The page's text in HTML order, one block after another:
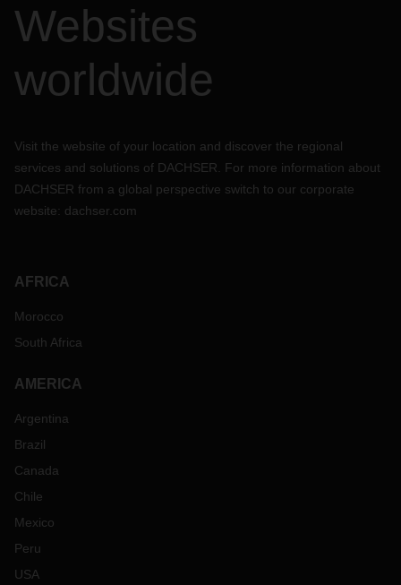
Websites
worldwide
Visit the website of your location and discover the regional
services and solutions of DACHSER. For more information about
DACHSER from a global perspective switch to our corporate
website: dachser.com
AFRICA
Morocco
South Africa
AMERICA
Argentina
Brazil
Canada
Chile
Mexico
Peru
USA